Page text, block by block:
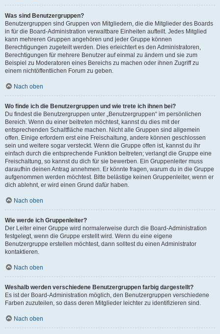
Was sind Benutzergruppen?
Benutzergruppen sind Gruppen von Mitgliedern, die die Mitglieder des Boards
in für die Board-Administration verwaltbare Einheiten aufteilt. Jedes Mitglied
kann mehreren Gruppen angehören und jeder Gruppe können
Berechtigungen zugeteilt werden. Dies erleichtert es den Administratoren,
Berechtigungen für mehrere Benutzer auf einmal zu ändern und sie zum
Beispiel zu Moderatoren eines Bereichs zu machen oder ihnen Zugriff zu
einem nichtöffentlichen Forum zu geben.
Nach oben
Wo finde ich die Benutzergruppen und wie trete ich ihnen bei?
Du findest die Benutzergruppen unter „Benutzergruppen“ im persönlichen
Bereich. Wenn du einer beitreten möchtest, kannst du dies mit der
entsprechenden Schaltfläche machen. Nicht alle Gruppen sind allgemein
offen. Einige erfordern erst eine Freischaltung, andere können geschlossen
sein und weitere sogar versteckt. Wenn die Gruppe offen ist, kannst du ihr
einfach durch die entsprechende Funktion beitreten; verlangt die Gruppe eine
Freischaltung, so kannst du dich für sie bewerben. Ein Gruppenleiter muss
daraufhin deinen Antrag annehmen. Er könnte fragen, warum du in die Gruppe
aufgenommen werden möchtest. Bitte belästige keinen Gruppenleiter, wenn er
dich ablehnt, er wird einen Grund dafür haben.
Nach oben
Wie werde ich Gruppenleiter?
Der Leiter einer Gruppe wird normalerweise durch die Board-Administration
festgelegt, wenn die Gruppe erstellt wird. Wenn du eine eigene
Benutzergruppe erstellen möchtest, dann solltest du einen Administrator
kontaktieren.
Nach oben
Weshalb werden verschiedene Benutzergruppen farbig dargestellt?
Es ist der Board-Administration möglich, den Benutzergruppen verschiedene
Farben zuzuteilen, so dass deren Mitglieder leichter zu identifizieren sind.
Nach oben